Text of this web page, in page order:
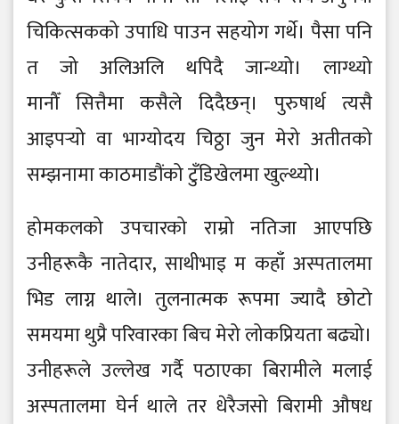
चिकित्सकको उपाधि पाउन सहयोग गर्थे। पैसा पनि
त जो अलिअलि थपिदै जान्थ्यो। लाग्थ्यो
मानौँ सित्तैमा कसैले दिदैछन्। पुरुषार्थ त्यसै
आइपर्‍यो वा भाग्योदय चिठ्ठा जुन मेरो अतीतको
सम्झनामा काठमाडौंको टुँडिखेलमा खुल्थ्यो।
होमकलको उपचारको राम्रो नतिजा आएपछि
उनीहरूकै नातेदार, साथीभाइ म कहाँ अस्पतालमा
भिड लाग्न थाले। तुलनात्मक रूपमा ज्यादै छोटो
समयमा थुप्रै परिवारका बिच मेरो लोकप्रियता बढ्यो।
उनीहरूले उल्लेख गर्दै पठाएका बिरामीले मलाई
अस्पतालमा घेर्न थाले तर धेरैजसो बिरामी औषध